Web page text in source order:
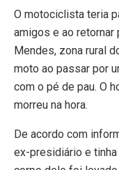
O motociclista teria
amigos e ao retornar
Mendes, zona rural
moto ao passar por
com o pé de pau. O
morreu na hora.
De acordo com
ex-presidiário e